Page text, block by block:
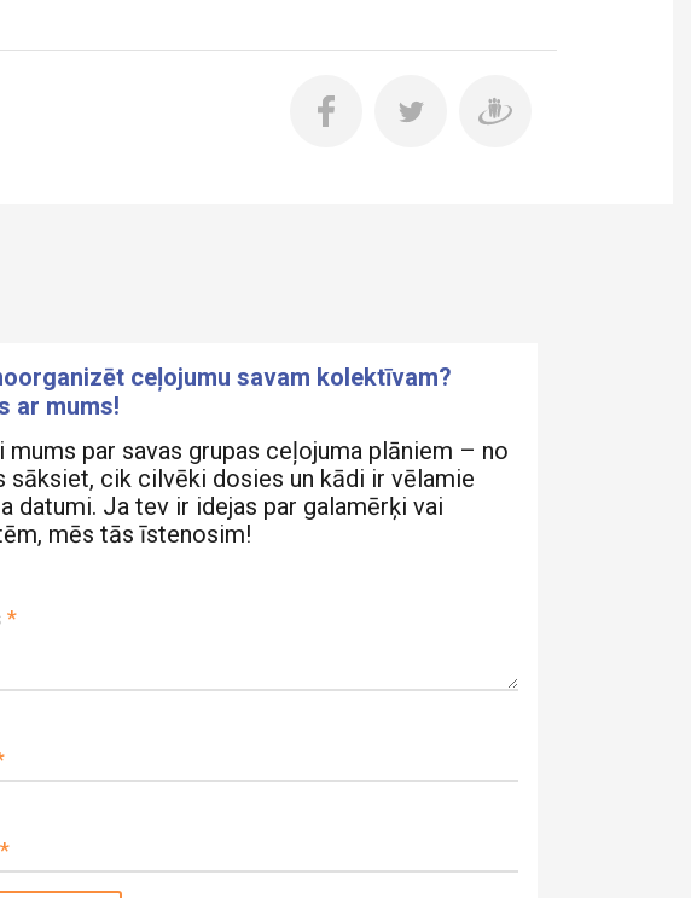
ceļojumu savam kolektīvam?
ar mums!
mums par savas grupas ceļojuma plāniem – no
sāksiet, cik cilvēki dosies un kādi ir vēlamie
datumi. Ja tev ir idejas par galamērķi vai
mēs tās īstenosim!
*
*